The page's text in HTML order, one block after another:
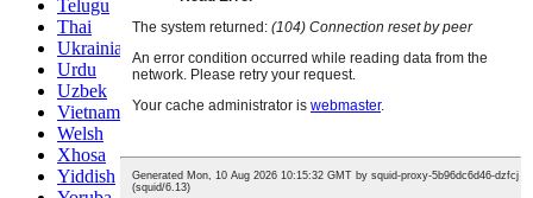
Telugu
Thai
Ukrainian
Urdu
Uzbek
Vietnamese
Welsh
Xhosa
Yiddish